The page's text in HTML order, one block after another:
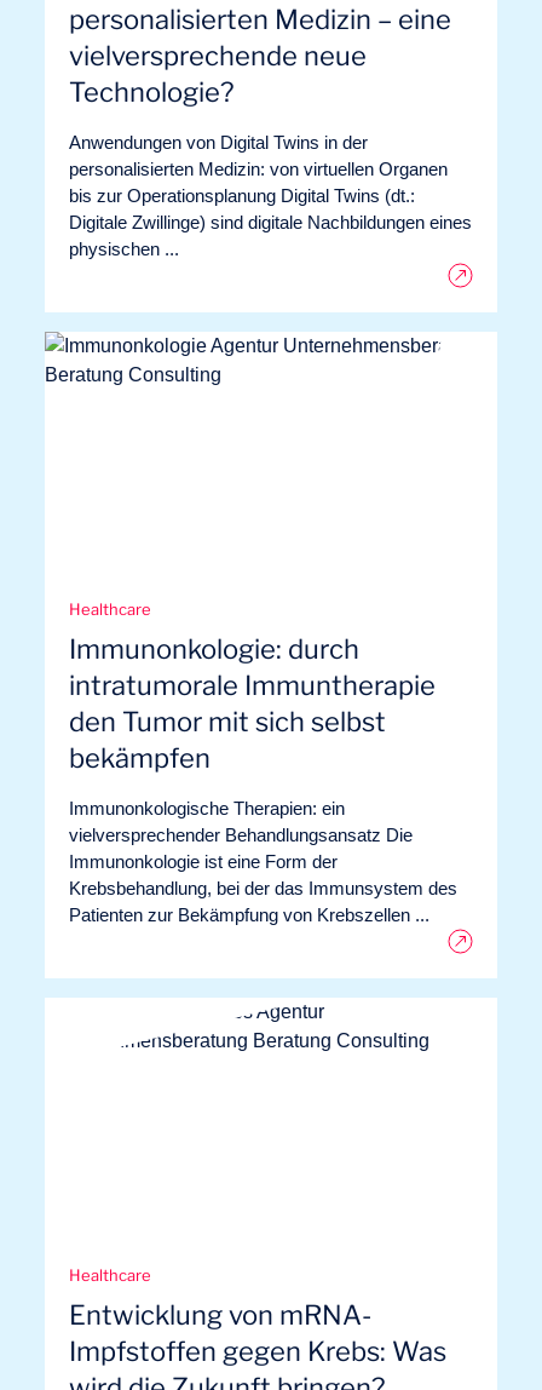
Lust, an Bord zu gehen?
personalisierten Medizin – eine
vielversprechende neue
Technologie?
Anwendungen von Digital Twins in der
personalisierten Medizin: von virtuellen Organen
bis zur Operationsplanung Digital Twins (dt.:
Digitale Zwillinge) sind digitale Nachbildungen eines
physischen ...
Healthcare
Immunonkologie: durch
intratumorale Immuntherapie
den Tumor mit sich selbst
bekämpfen
Immunonkologische Therapien: ein
vielversprechender Behandlungsansatz Die
Immunonkologie ist eine Form der
Krebsbehandlung, bei der das Immunsystem des
Patienten zur Bekämpfung von Krebszellen ...
Healthcare
Entwicklung von mRNA-
Impfstoffen gegen Krebs: Was